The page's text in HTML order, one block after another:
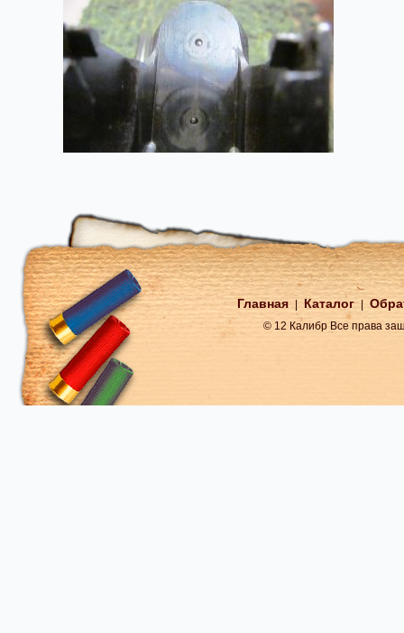
Главная Каталог
© 12 Калибр Все права